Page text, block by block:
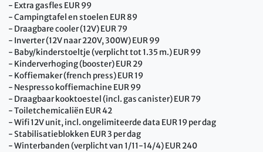
- Extra gasfles EUR 99
- Campingtafel en stoelen EUR 89
- Draagbare cooler (12V) EUR 79
- Inverter (12V naar 220V, 300W) EUR 99
- Baby/kinderstoeltje (verplicht tot 1.35 m.) EUR 99
- Kinderverhoging (booster) EUR 29
- Koffiemaker (french press) EUR 19
- Nespresso koffiemachine EUR 99
- Draagbaar kooktoestel (incl. gas canister) EUR 79
- Toiletchemicaliën EUR 42
- Wifi 12V unit, incl. ongelimiteerde data EUR 19 per dag
- Stabilisatieblokken EUR 3 per dag
- Winterbanden (verplicht van 1/11-14/4) EUR 240